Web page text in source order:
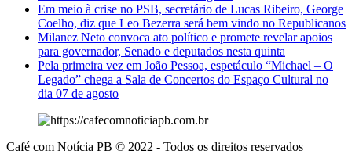
Em meio à crise no PSB, secretário de Lucas Ribeiro, George
Coelho, diz que Leo Bezerra será bem vindo no Republicanos
Milanez Neto convoca ato político e promete revelar apoios
para governador, Senado e deputados nesta quinta
Pela primeira vez em João Pessoa, espetáculo “Michael – O
Legado” chega a Sala de Concertos do Espaço Cultural no
dia 07 de agosto
Café com Notícia PB © 2022 - Todos os direitos reservados